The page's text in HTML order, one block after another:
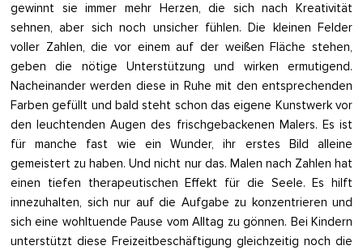
gewinnt sie immer mehr Herzen, die sich nach Kreativität
sehnen, aber sich noch unsicher fühlen. Die kleinen Felder
voller Zahlen, die vor einem auf der weißen Fläche stehen,
geben die nötige Unterstützung und wirken ermutigend.
Nacheinander werden diese in Ruhe mit den entsprechenden
Farben gefüllt und bald steht schon das eigene Kunstwerk vor
den leuchtenden Augen des frischgebackenen Malers. Es ist
für manche fast wie ein Wunder, ihr erstes Bild alleine
gemeistert zu haben. Und nicht nur das. Malen nach Zahlen hat
einen tiefen therapeutischen Effekt für die Seele. Es hilft
innezuhalten, sich nur auf die Aufgabe zu konzentrieren und
sich eine wohltuende Pause vom Alltag zu gönnen. Bei Kindern
unterstützt diese Freizeitbeschäftigung gleichzeitig noch die